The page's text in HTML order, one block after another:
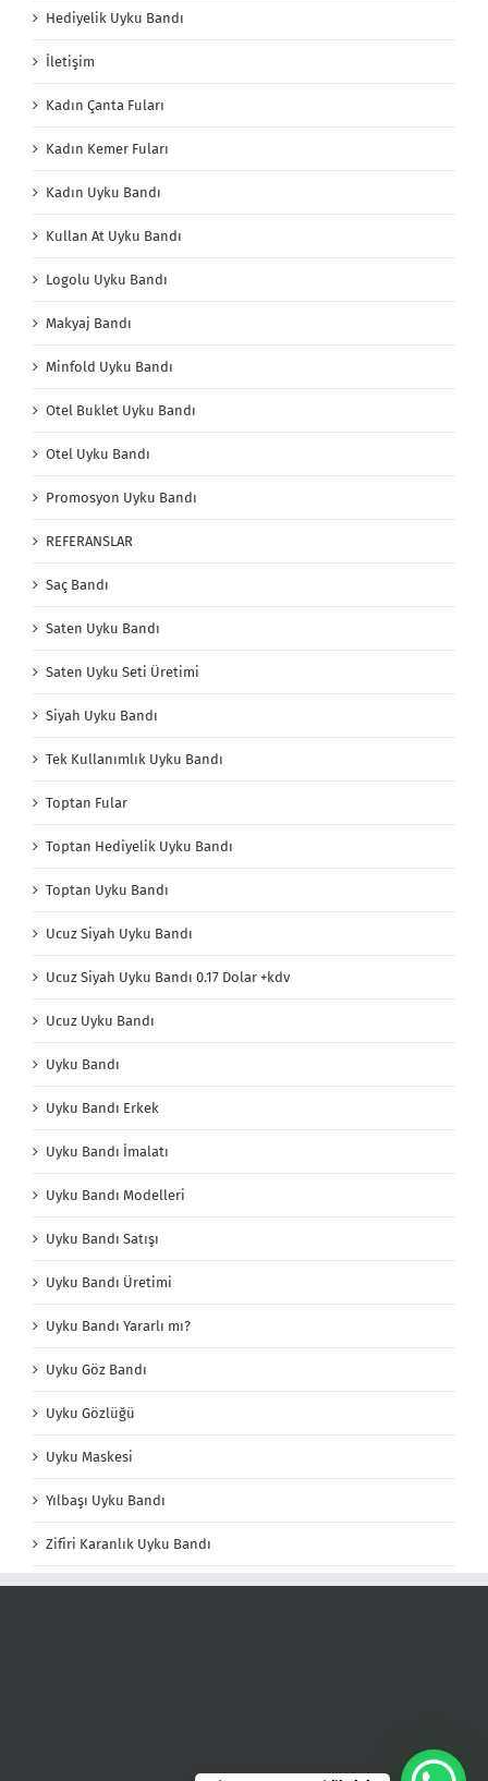
Hediyelik Uyku Bandı
İletişim
Kadın Çanta Fuları
Kadın Kemer Fuları
Kadın Uyku Bandı
Kullan At Uyku Bandı
Logolu Uyku Bandı
Makyaj Bandı
Minfold Uyku Bandı
Otel Buklet Uyku Bandı
Otel Uyku Bandı
Promosyon Uyku Bandı
REFERANSLAR
Saç Bandı
Saten Uyku Bandı
Saten Uyku Seti Üretimi
Siyah Uyku Bandı
Tek Kullanımlık Uyku Bandı
Toptan Fular
Toptan Hediyelik Uyku Bandı
Toptan Uyku Bandı
Ucuz Siyah Uyku Bandı
Ucuz Siyah Uyku Bandı 0.17 Dolar +kdv
Ucuz Uyku Bandı
Uyku Bandı
Uyku Bandı Erkek
Uyku Bandı İmalatı
Uyku Bandı Modelleri
Uyku Bandı Satışı
Uyku Bandı Üretimi
Uyku Bandı Yararlı mı?
Uyku Göz Bandı
Uyku Gözlüğü
Uyku Maskesi
Yılbaşı Uyku Bandı
Zifiri Karanlık Uyku Bandı